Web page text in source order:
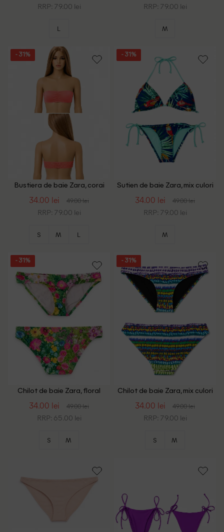
RRP: 79.00 lei
L
RRP: 79.00 lei
M
- 31%
Bustiera de baie Zara, corai
34.00 lei 49.00 lei
RRP: 79.00 lei
S M L
- 31%
Sutien de baie Zara, mix culori
34.00 lei 49.00 lei
RRP: 79.00 lei
M
- 31%
Chilot de baie Zara, floral
34.00 lei 49.00 lei
RRP: 65.00 lei
S M
- 31%
Chilot de baie Zara, mix culori
34.00 lei 49.00 lei
RRP: 79.00 lei
S M